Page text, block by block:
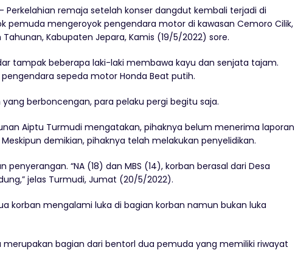
– Perkelahian remaja setelah konser dangdut kembali terjadi di
pemuda mengeroyok pengendara motor di kawasan Cemoro Cilik,
Kabupaten Jepara, Kamis (19/5/2022) sore.
tampak beberapa laki-laki membawa kayu dan senjata tajam.
sepeda motor Honda Beat putih.
berboncengan, para pelaku pergi begitu saja.
Aiptu Turmudi mengatakan, pihaknya belum menerima laporan
demikian, pihaknya telah melakukan penyelidikan.
penyerangan. “NA (18) dan MBS (14), korban berasal dari Desa
jelas Turmudi, Jumat (20/5/2022).
korban mengalami luka di bagian korban namun bukan luka
merupakan bagian dari bentorl dua pemuda yang memiliki riwayat